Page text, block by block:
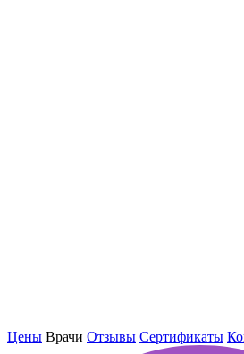
Цены Врачи Отзывы Сертификаты